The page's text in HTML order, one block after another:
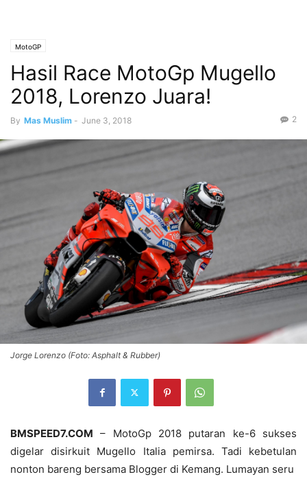
MotoGP
Hasil Race MotoGp Mugello
2018, Lorenzo Juara!
By Mas Muslim - June 3, 2018 2
Jorge Lorenzo (Foto: Asphalt & Rubber)
BMSPEED7.COM – MotoGp 2018 putaran ke-6 sukses
digelar disirkuit Mugello Italia pemirsa. Tadi kebetulan
nonton bareng bersama Blogger di Kemang. Lumayan seru